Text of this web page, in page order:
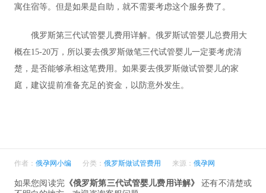
寓住宿等。但是如果是自助，就不需要考虑这个服务费了。
俄罗斯第三代试管婴儿费用详解。俄罗斯试管婴儿总费用大
概在15-20万，所以要去俄罗斯做笔三代试管婴儿一定要考虎清
楚，是否能够承相这笔费用。如果要去俄罗斯做试管婴儿的家
庭，建议提前准备充足的资金，以防意外发生。
作者： 俄孕网小编 分类： 俄罗斯做试管费用 来源： 俄孕网
如果您阅读完《俄罗斯第三代试管婴儿费用详解》
还有不清楚或